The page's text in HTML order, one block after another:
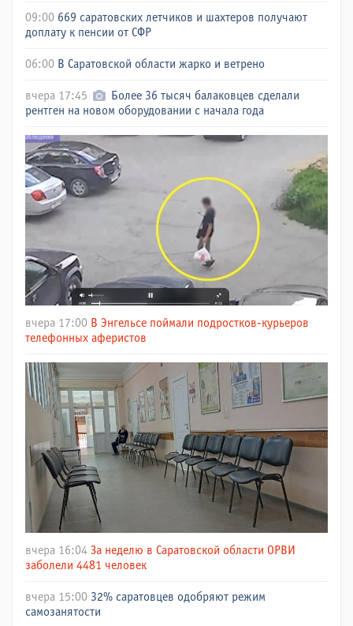
09:00 669 саратовских летчиков и шахтеров получают
доплату к пенсии от СФР
06:00 В Саратовской области жарко и ветрено
вчера 17:45
Более 36 тысяч балаковцев сделали
рентген на новом оборудовании с начала года
вчера 17:00 В Энгельсе поймали подростков-курьеров
телефонных аферистов
вчера 16:04 За неделю в Саратовской области ОРВИ
заболели 4481 человек
вчера 15:00 32% саратовцев одобряют режим
самозанятости